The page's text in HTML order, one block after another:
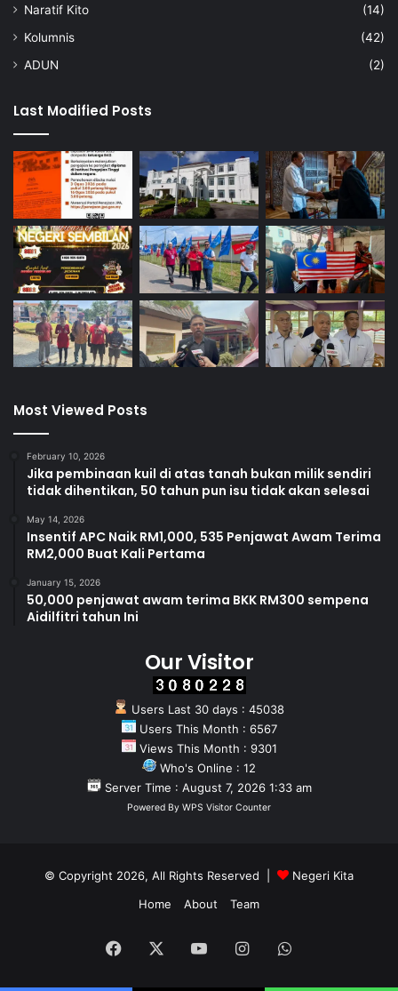
Naratif Kito
(14)
Kolumnis
(42)
ADUN
(2)
Last Modified Posts
Most Viewed Posts
February 10, 2026
Jika pembinaan kuil di atas tanah bukan milik sendiri
tidak dihentikan, 50 tahun pun isu tidak akan selesai
May 14, 2026
Insentif APC Naik RM1,000, 535 Penjawat Awam Terima
RM2,000 Buat Kali Pertama
January 15, 2026
50,000 penjawat awam terima BKK RM300 sempena
Aidilfitri tahun Ini
Our Visitor
Users Last 30 days : 45038
Users This Month : 6567
Views This Month : 9301
Who's Online : 12
Server Time : August 7, 2026 1:33 am
Powered By WPS Visitor Counter
© Copyright 2026, All Rights Reserved |
Negeri Kita
Home
About Team
Facebook YouTubeInstagramWhatsApp